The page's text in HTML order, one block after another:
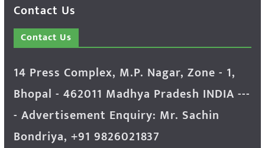
Contact Us
Contact Us
14 Press Complex, M.P. Nagar, Zone - 1,
Bhopal - 462011 Madhya Pradesh INDIA ---
- Advertisement Enquiry: Mr. Sachin
Bondriya, +91 9826021837